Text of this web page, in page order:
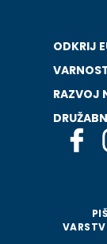
ODKRIJ
RAZVOJ